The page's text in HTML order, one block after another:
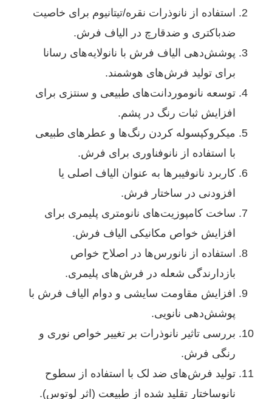
استفاده از نانوذرات نقره/تیتانیوم برای خاصیت
ضدباکتری و ضدقارچ در الیاف فرش.
پوشش‌دهی الیاف فرش با نانولایه‌های رسانا
برای تولید فرش‌های هوشمند.
توسعه نانوموردانت‌های طبیعی و سنتزی برای
افزایش ثبات رنگ در پشم.
میکروکپسوله کردن رنگ‌ها و عطرهای طبیعی
با استفاده از نانوفناوری برای فرش.
کاربرد نانوفیبرها به عنوان الیاف اصلی یا
افزودنی در ساختار فرش.
ساخت کامپوزیت‌های نانومتری پلیمری برای
افزایش خواص مکانیکی الیاف فرش.
استفاده از نانورس‌ها در اصلاح خواص
بازدارندگی شعله در فرش‌های پلیمری.
افزایش مقاومت سایشی و دوام الیاف فرش با
پوشش‌دهی نانویی.
بررسی تاثیر نانوذرات بر تغییر خواص نوری و
رنگی فرش.
تولید فرش‌های ضد لک با استفاده از سطوح
نانوساختار تقلید شده از طبیعت (اثر لوتوس).